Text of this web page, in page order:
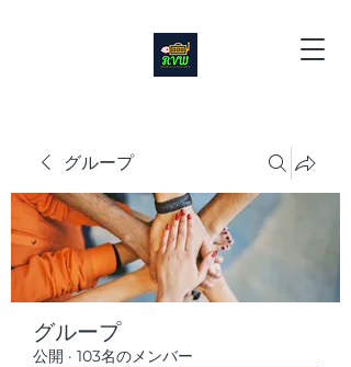
グループ
グループ
公開 · 103名のメンバー